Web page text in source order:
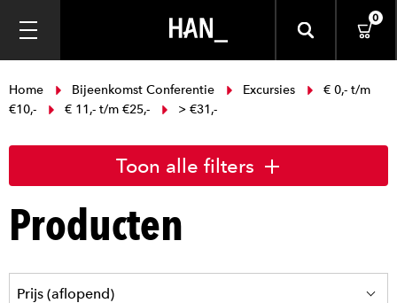
0
Home Bijeenkomst Conferentie Excursies
€ 0,- t/m
€10,-
€ 11,- t/m €25,- > €31,-
Toon alle filters
Producten